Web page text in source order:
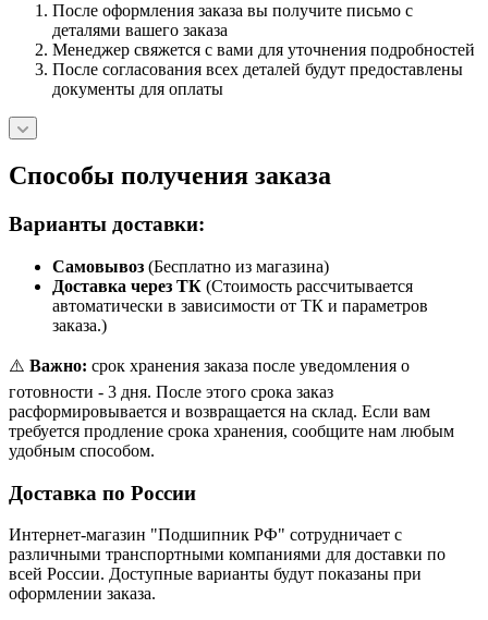
После оформления заказа вы получите письмо с
деталями вашего заказа
Менеджер свяжется с вами для уточнения подробностей
После согласования всех деталей будут предоставлены
документы для оплаты
Способы получения заказа
Варианты доставки:
Самовывоз (Бесплатно из магазина)
Доставка через ТК (Стоимость рассчитывается
автоматически в зависимости от ТК и параметров
заказа.)
⚠️ Важно: срок хранения заказа после уведомления о
готовности - 3 дня. После этого срока заказ
расформировывается и возвращается на склад. Если вам
требуется продление срока хранения, сообщите нам любым
удобным способом.
Доставка по России
Интернет-магазин "Подшипник РФ" сотрудничает с
различными транспортными компаниями для доставки по
всей России. Доступные варианты будут показаны при
оформлении заказа.